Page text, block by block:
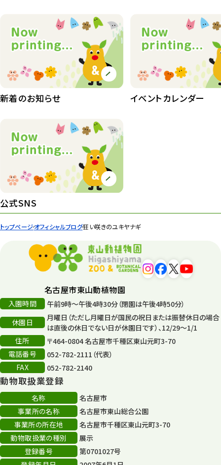
トップページオフィシャルブログ狂い咲きのユキヤナギ
407
植物園長の庭
植物園 その他 423
83
イベント
園内の様子
遊園地 6
平和公園
再生
再生フォーラム 14
80周年
その他
その他イベント
スカイタワー
年末年始のイベント
秋まつり
新着のお知らせ イベントカレンダー
公式SNS
名古屋市東山動植物園
入園時間
午前9時～午後4時30分（閉園は午後4時50分）
休園日
月曜日（ただし月曜日が国民の祝日または振替休日の場合
は直後の休日でない日が休園日です）、12/29～1/1
住所
〒464-0804 名古屋市千種区東山元町3-70
電話番号
052-782-2111（代表）
FAX
052-782-2140
動物取扱業登録
名称
名古屋市
事業所の名称
名古屋市東山総合公園
事業所の所在地
名古屋市千種区東山元町3-70
動物取扱業の種別
展示
登録番号
第0701027号